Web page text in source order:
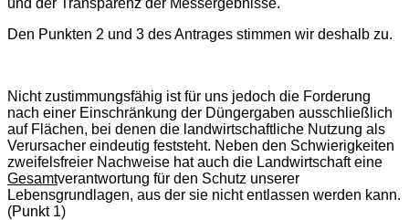
Den Punkten 2 und 3 des Antrages stimmen wir deshalb zu.
Nicht zustimmungsfähig ist für uns jedoch die Forderung
nach einer Einschränkung der Düngergaben ausschließlich
auf Flächen, bei denen die landwirtschaftliche Nutzung als
Verursacher eindeutig feststeht. Neben den Schwierigkeiten
zweifelsfreier Nachweise hat auch die Landwirtschaft eine
Gesamtverantwortung für den Schutz unserer
Lebensgrundlagen, aus der sie nicht entlassen werden kann.
(Punkt 1)